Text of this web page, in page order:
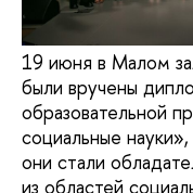
19 июня в Малом
были вручены
образовательной
социальные
они стали
из областей